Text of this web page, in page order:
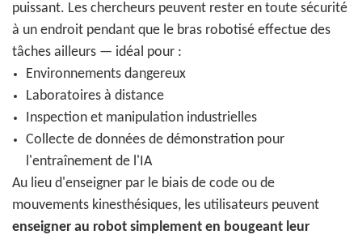
puissant. Les chercheurs peuvent rester en toute sécurité
à un endroit pendant que le bras robotisé effectue des
tâches ailleurs — idéal pour :
Environnements dangereux
Laboratoires à distance
Inspection et manipulation industrielles
Collecte de données de démonstration pour
l'entraînement de l'IA
Au lieu d'enseigner par le biais de code ou de
mouvements kinesthésiques, les utilisateurs peuvent
enseigner au robot simplement en bougeant leur